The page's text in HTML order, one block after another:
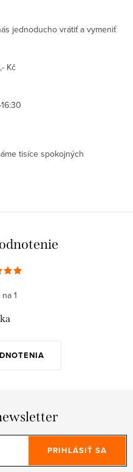
jednoducho vrátiť a vymeniť
Kč
tisíce spokojných
1
PRIHLÁSIŤ SA